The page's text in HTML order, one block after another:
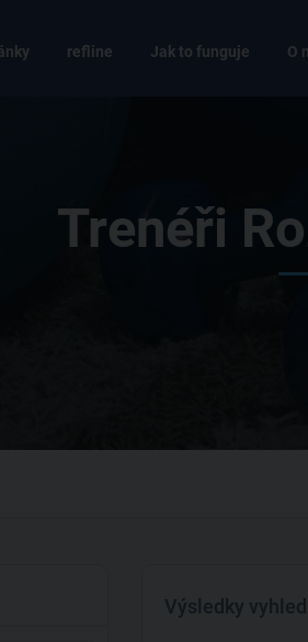
refline Jak to funguje O
Trenéři
Výsledky